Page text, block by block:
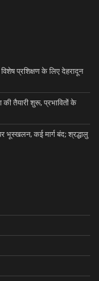
प्रशिक्षण के लिए देहरादून
की तैयारी शुरू, प्रभावितों के
भूस्खलन, कई मार्ग बंद; श्रद्धालु